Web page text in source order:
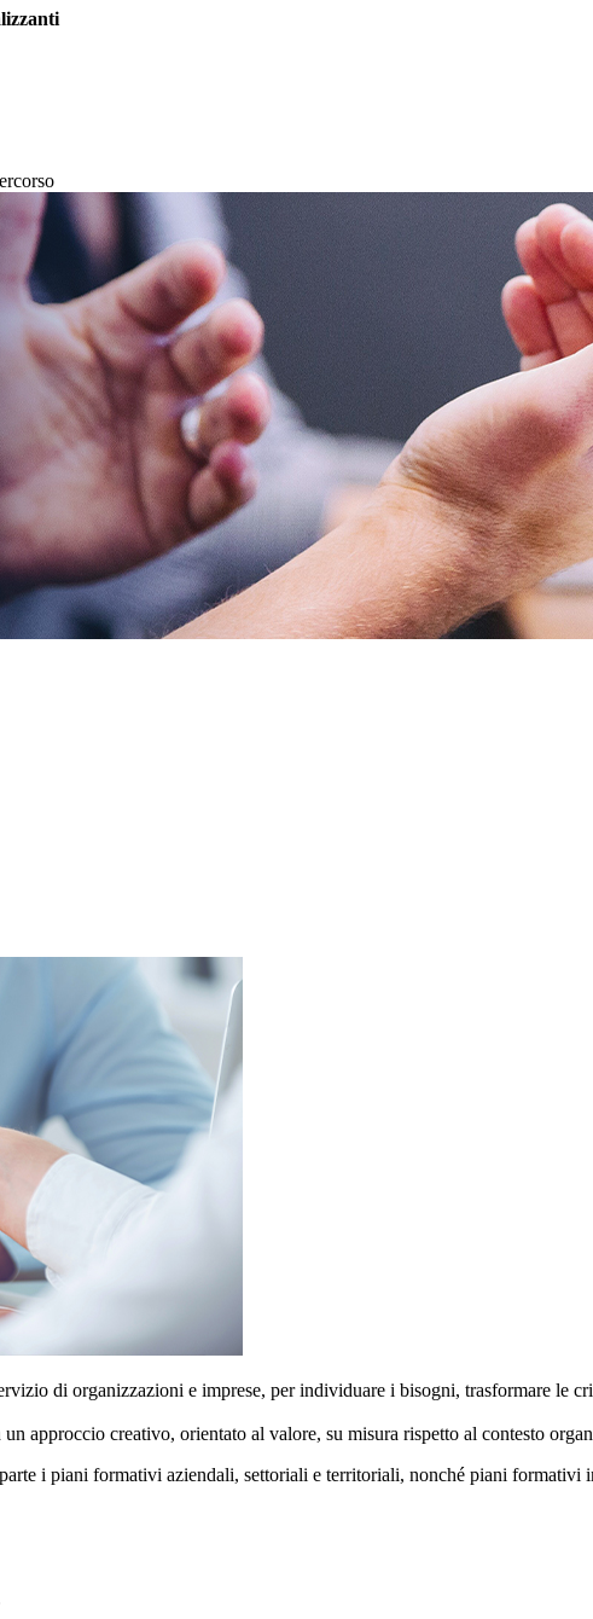
di organizzazioni e imprese, per individuare i bisogni, trasformare le
un approccio creativo, orientato al valore, su misura rispetto al contesto
i piani formativi aziendali, settoriali e territoriali, nonché piani formativi